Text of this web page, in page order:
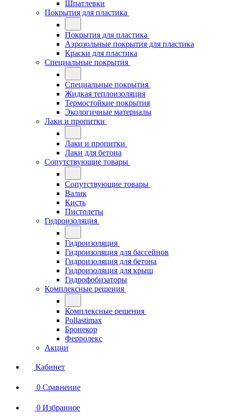
Шпатлевки
Покрытия для пластика
Покрытия для пластика
Аэрозольные покрытия для пластика
Краски для пластика
Специальные покрытия
Специальные покрытия
Жидкая теплоизоляция
Термостойкие покрытия
Экологичные материалы
Лаки и пропитки
Лаки и пропитки
Лаки для бетона
Сопутствующие товары
Сопутствующие товары
Валик
Кисть
Пистолеты
Гидроизоляция
Гидроизоляция
Гидроизоляция для бассейнов
Гидроизоляция для бетона
Гидроизоляция для крыш
Гидрофобизаторы
Комплексные решения
Комплексные решения
Pollastimax
Бронекор
Ферролекс
Акции
Кабинет
0 Сравнение
0 Избранное